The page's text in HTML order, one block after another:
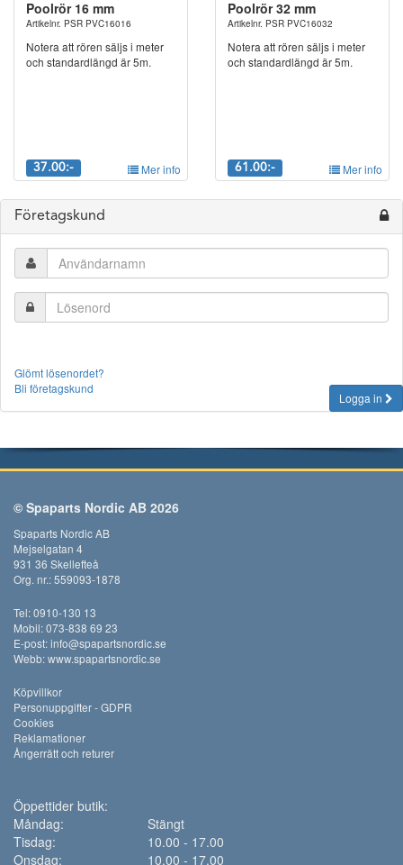
Poolrör 16 mm
Artikelnr. PSR PVC16016
Notera att rören säljs i meter
och standardlängd är 5m.
37.00:- Mer info
Poolrör 32 mm
Artikelnr. PSR PVC16032
Notera att rören säljs i meter
och standardlängd är 5m.
61.00:- Mer info
Företagskund
Glömt lösenordet?
Bli företagskund
Logga in
© Spaparts Nordic AB 2026
Spaparts Nordic AB
Mejselgatan 4
931 36 Skellefteå
Org. nr.: 559093-1878
Tel: 0910-130 13
Mobil: 073-838 69 23
E-post:info@spapartsnordic.se
Webb:www.spapartsnordic.se
Köpvillkor
Personuppgifter - GDPR
Cookies
Reklamationer
Ångerrätt och returer
Öppettider butik:
Måndag:
Stängt
Tisdag:
10.00 - 17.00
Onsdag:
10.00 - 17.00